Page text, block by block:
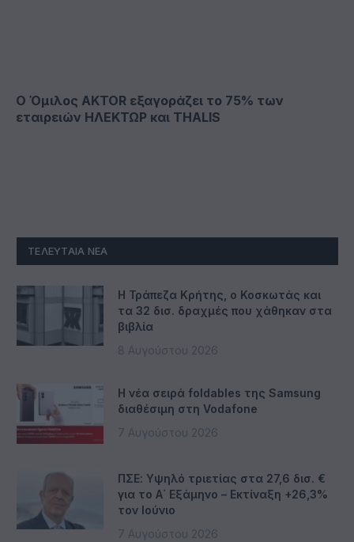
Ο Όμιλος AKTOR εξαγοράζει το 75% των
εταιρειών ΗΛΕΚΤΩΡ και THALIS
ΤΕΛΕΥΤΑΊΑ ΝΈΑ
Η Τράπεζα Κρήτης, ο Κοσκωτάς και
τα 32 δισ. δραχμές που χάθηκαν στα
βιβλία
8 Αυγούστου 2026
Η νέα σειρά foldables της Samsung
διαθέσιμη στη Vodafone
7 Αυγούστου 2026
ΠΣΕ: Υψηλό τριετίας στα 27,6 δισ. €
για το Α΄ Εξάμηνο – Εκτίναξη +26,3%
τον Ιούνιο
7 Αυγούστου 2026